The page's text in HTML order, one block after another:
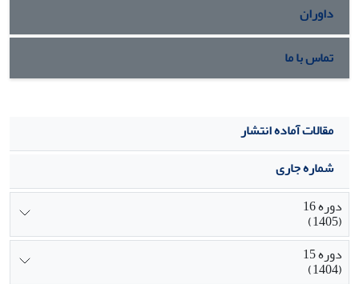
داوران
تماس با ما
مقالات آماده انتشار
شماره جاری
دوره 16
(1405)
دوره 15
(1404)